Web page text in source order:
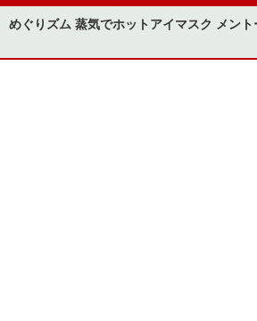
めぐりズム 蒸気でホットアイマスク メン